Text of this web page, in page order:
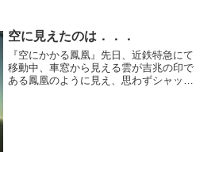
空に見えたのは．．．
『空にかかる鳳凰』先日、近鉄特急にて
移動中、車窓から見える雲が吉兆の印で
ある鳳凰のように見え、思わずシャッタ